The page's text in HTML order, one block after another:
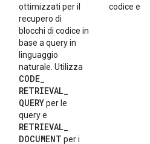
ottimizzati per il
recupero di
blocchi di codice in
base a query in
linguaggio
naturale. Utilizza
CODE_
RETRIEVAL_
QUERYper le
query e
RETRIEVAL_
DOCUMENT per i
codice e